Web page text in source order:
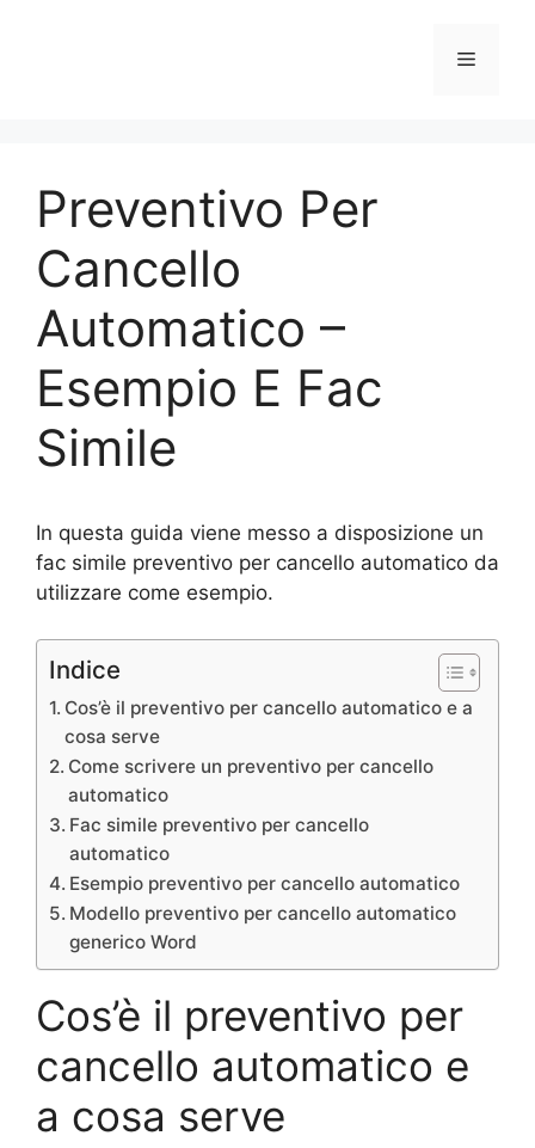
Menu
Preventivo Per
Cancello
Automatico –
Esempio E Fac
Simile
In questa guida viene messo a disposizione un
fac simile preventivo per cancello automatico da
utilizzare come esempio.
Indice
Cos’è il preventivo per cancello automatico e a
cosa serve
Come scrivere un preventivo per cancello
automatico
Fac simile preventivo per cancello
automatico
Esempio preventivo per cancello automatico
Modello preventivo per cancello automatico
generico Word
Cos’è il preventivo per
cancello automatico e
a cosa serve